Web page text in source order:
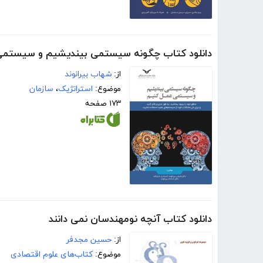
دانلود کتاب چگونه سیستمی بیندیشیم و
از: شهاب بیرانوند
موضوع: استراتژیک، سازمان
۱۷۳ صفحه
دانلود کتاب آنچه نومهندسان نمی دانند
از: حسین مجدفر
موضوع: کتاب‌های علوم اقتصادی